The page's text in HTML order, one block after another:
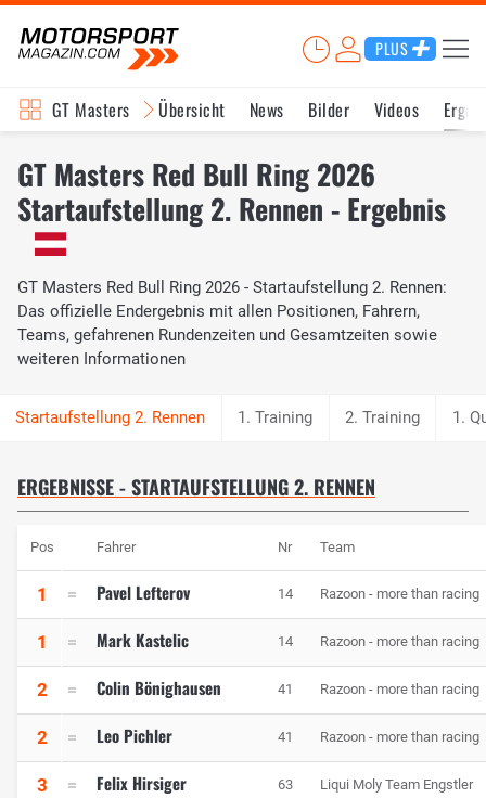
PLUS
GT Masters Übersicht News Bilder Videos
GT Masters Red Bull Ring 2026
Startaufstellung 2. Rennen - Ergebnis
GT Masters Red Bull Ring 2026 - Startaufstellung 2. Rennen:
Das offizielle Endergebnis mit allen Positionen, Fahrern,
Teams, gefahrenen Rundenzeiten und Gesamtzeiten sowie
weiteren Informationen
1. Training 2. Training 1.
ERGEBNISSE - STARTAUFSTELLUNG 2. RENNEN
Pos Fahrer Nr Team
1 Pavel Lefterov 14 Razoon - more than racing
1 Mark Kastelic 14 Razoon - more than racing
2 Colin Bönighausen 41 Razoon - more than racing
2 Leo Pichler 41 Razoon - more than racing
3 Felix Hirsiger 63 Liqui Moly Team Engstler